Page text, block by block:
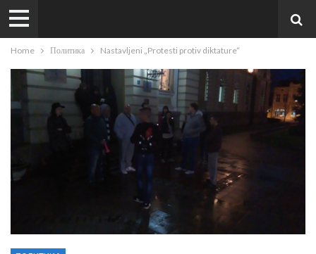
Home Политика Nastavljeni „Protesti protiv diktature“